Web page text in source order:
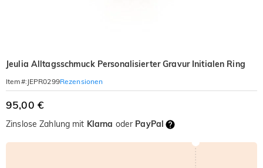
Jeulia Alltagsschmuck Personalisierter Gravur Initialen Ring
Item#: JEPR0299Rezensionen
95,00 €
Zinslose Zahlung mit Klarna oder PayPal